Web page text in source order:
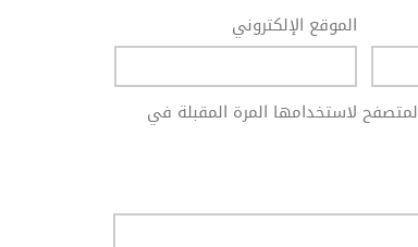
الموقع الإلكتروني
لاستخدامها المرة المقبلة في